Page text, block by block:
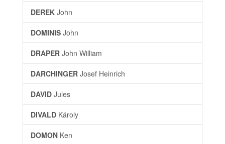
DEREK John
DOMINIS John
DRAPER John William
DARCHINGER Josef Heinrich
DAVID Jules
DIVALD Károly
DOMON Ken